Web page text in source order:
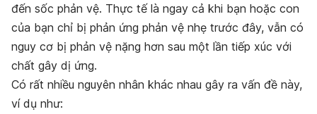
đến sốc phản vệ. Thực tế là ngay cả khi bạn hoặc con
của bạn chỉ bị phản ứng phản vệ nhẹ trước đây, vẫn có
nguy cơ bị phản vệ nặng hơn sau một lần tiếp xúc với
chất gây dị ứng.
Có rất nhiều nguyên nhân khác nhau gây ra vấn đề này,
ví dụ như: